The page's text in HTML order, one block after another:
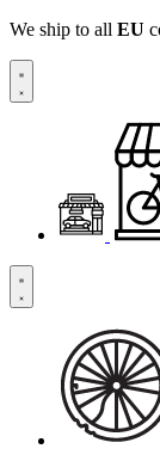
We ship to all EU